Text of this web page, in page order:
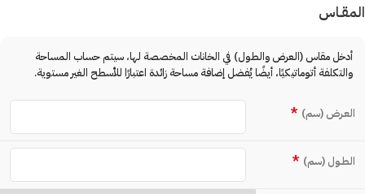
المقـاس
أدخل مقاس (العرض والطول) في الخانات المخصصة لها، سيتم حساب المساحة
والتكلفة أتوماتيكيًا، أيضًا يُفضل إضافة مساحة زائدة اعتبارًا للأسطح الغير مستوية.
العـرض (سم) *
الطـول (سم) *